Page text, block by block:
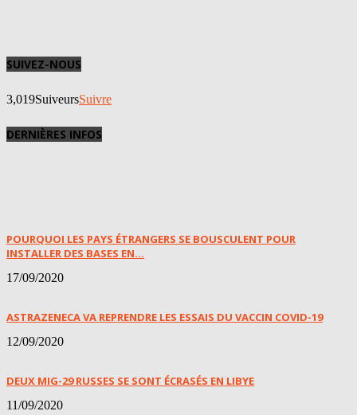
SUIVEZ-NOUS
3,019SuiveursSuivre
DERNIÈRES INFOS
POURQUOI LES PAYS ÉTRANGERS SE BOUSCULENT POUR
INSTALLER DES BASES EN...
17/09/2020
ASTRAZENECA VA REPRENDRE LES ESSAIS DU VACCIN COVID-19
12/09/2020
DEUX MIG-29 RUSSES SE SONT ÉCRASÉS EN LIBYE
11/09/2020